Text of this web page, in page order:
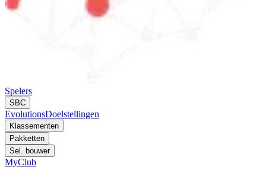
Spelers
SBC
EvolutionsDoelstellingen
Klassementen
Pakketten
Sel. bouwer
MyClub